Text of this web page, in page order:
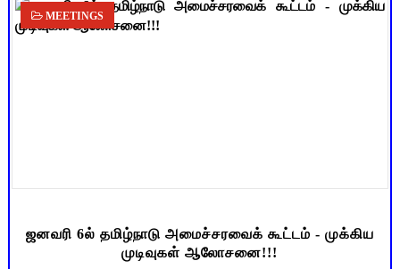
MEETINGS
ஜனவரி 6ல் தமிழ்நாடு அமைச்சரவைக் கூட்டம் - முக்கிய
முடிவுகள் ஆலோசனை!!!